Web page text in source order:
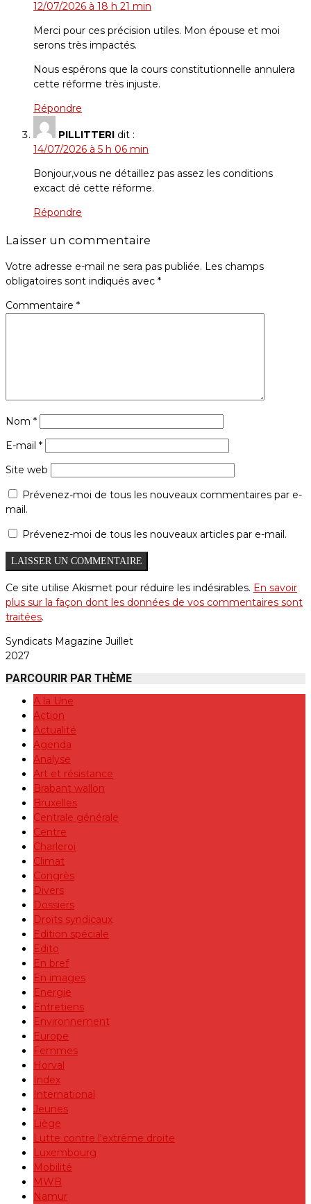
12/07/2026 à 18 h 21 min
Merci pour ces précision utiles. Mon épouse et moi
serons très impactés.
Nous espérons que la cours constitutionnelle annulera
cette réforme très injuste.
Répondre
PILLITTERI dit :
14/07/2026 à 5 h 06 min
Bonjour,vous ne détaillez pas assez les conditions
excact dé cette réforme.
Répondre
Laisser un commentaire
Votre adresse e-mail ne sera pas publiée. Les champs
obligatoires sont indiqués avec *
Commentaire *
Nom *
E-mail *
Site web
Prévenez-moi de tous les nouveaux commentaires par e-
mail.
Prévenez-moi de tous les nouveaux articles par e-mail.
Ce site utilise Akismet pour réduire les indésirables. En savoir
plus sur la façon dont les données de vos commentaires sont
traitées.
Syndicats Magazine Juillet
2027
PARCOURIR PAR THÈME
A la Une
Action
Actualité
Agenda
Analyse
Art et résistance
Brabant wallon
Bruxelles
Centrale générale
Centre
Charleroi
Climat
Congrès
Divers
Dossiers
Droits syndicaux
Edition spéciale
Edito
En bref
En images
Energie
Entretiens
Environnement
Europe
Femmes
Horval
Index
International
Jeunes
Liège
Lutte contre l'extrême droite
Luxembourg
Mobilité
MWB
Namur